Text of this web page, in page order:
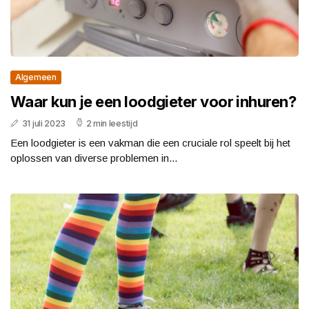
Algemeen
Waar kun je een loodgieter voor inhuren?
31 juli 2023 2 min leestijd
Een loodgieter is een vakman die een cruciale rol speelt bij het
oplossen van diverse problemen in...